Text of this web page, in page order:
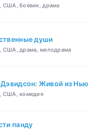
США, боевик, драма
души
США, драма, мелодрама
Живой из
США, комедия
панду